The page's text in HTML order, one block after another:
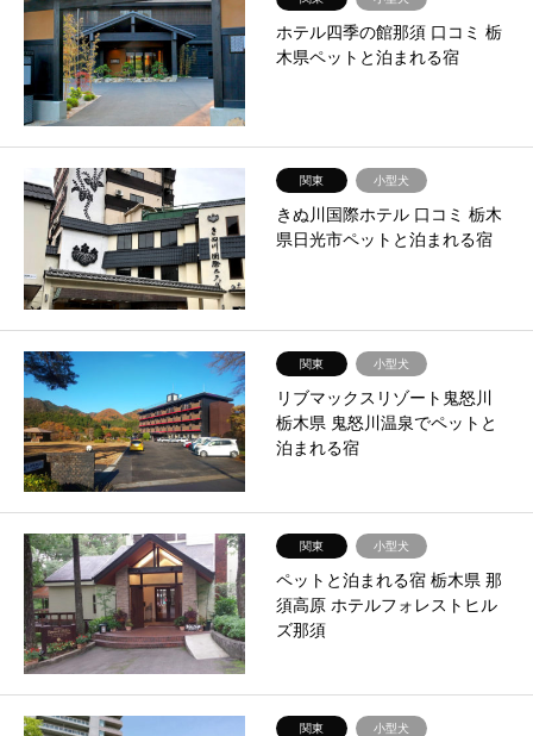
ホテル四季の館那須 口コミ 栃
木県ペットと泊まれる宿
関東 小型犬
きぬ川国際ホテル 口コミ 栃木
県日光市ペットと泊まれる宿
関東 小型犬
リブマックスリゾート鬼怒川
栃木県 鬼怒川温泉でペットと
泊まれる宿
関東 小型犬
ペットと泊まれる宿 栃木県 那
須高原 ホテルフォレストヒル
ズ那須
関東 小型犬